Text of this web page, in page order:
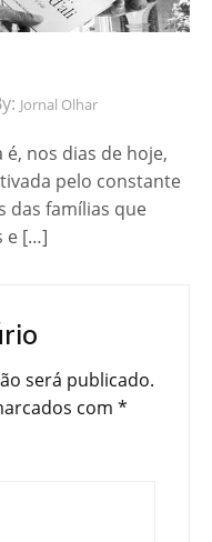
Jornal Olhar
nos dias de hoje,
pelo constante
das famílias que
e […]
será publicado.
com *